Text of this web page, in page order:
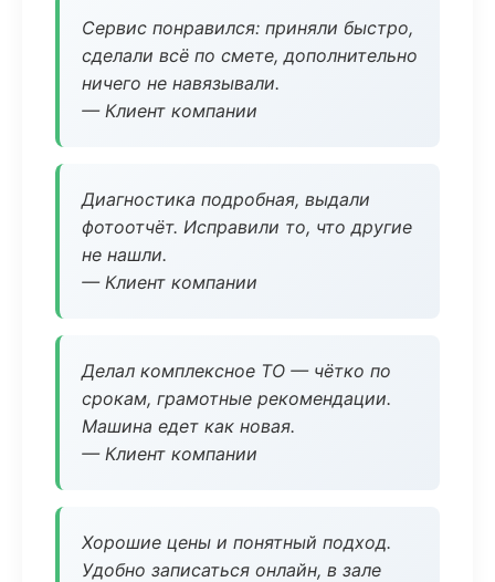
Сервис понравился: приняли быстро,
сделали всё по смете, дополнительно
ничего не навязывали.
— Клиент компании
Диагностика подробная, выдали
фотоотчёт. Исправили то, что другие
не нашли.
— Клиент компании
Делал комплексное ТО — чётко по
срокам, грамотные рекомендации.
Машина едет как новая.
— Клиент компании
Хорошие цены и понятный подход.
Удобно записаться онлайн, в зале